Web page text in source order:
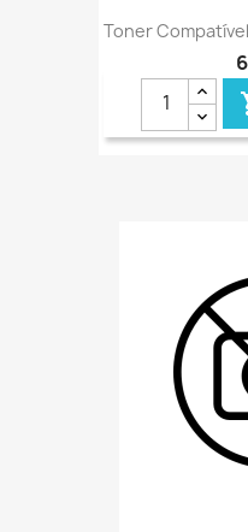
Toner